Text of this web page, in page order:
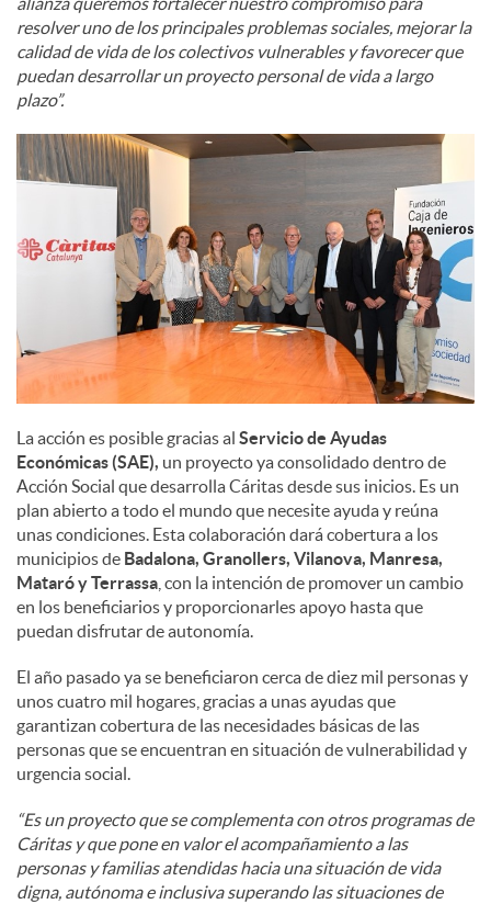
resolver uno de los principales problemas sociales, mejorar la
calidad de vida de los colectivos vulnerables y favorecer que
puedan desarrollar un proyecto personal de vida a largo
plazo”.
La acción es posible gracias al Servicio de Ayudas
Económicas (SAE), un proyecto ya consolidado dentro de
Acción Social que desarrolla Cáritas desde sus inicios. Es un
plan abierto a todo el mundo que necesite ayuda y reúna
unas condiciones. Esta colaboración dará cobertura a los
municipios de Badalona, Granollers, Vilanova, Manresa,
Mataró y Terrassa , con la intención de promover un cambio
en los beneficiarios y proporcionarles apoyo hasta que
puedan disfrutar de autonomía.
El año pasado ya se beneficiaron cerca de diez mil personas y
unos cuatro mil hogares, gracias a unas ayudas que
garantizan cobertura de las necesidades básicas de las
personas que se encuentran en situación de vulnerabilidad y
urgencia social.
“Es un proyecto que se complementa con otros programas de
Cáritas y que pone en valor el acompañamiento a las
personas y familias atendidas hacia una situación de vida
digna, autónoma e inclusiva superando las situaciones de